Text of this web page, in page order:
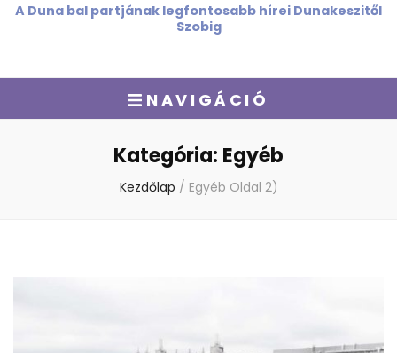
A Duna bal partjának legfontosabb hírei Dunakeszitől
Szobig
NAVIGÁCIÓ
Kategória: Egyéb
Kezdőlap / Egyéb Oldal 2)